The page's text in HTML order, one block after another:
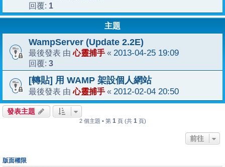
回覆: 1
主題
WampServer (Update 2.2E)
最後發表 由心靈捕手 « 2013-04-25 19:09
回覆: 3
[轉貼] 用 WAMP 架設個人網站
最後發表 由心靈捕手 « 2012-02-04 20:50
發表主題
2 個主題 • 第 1 頁 (共 1 頁)
前往
版面權限